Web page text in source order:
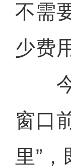
不需
少费
今
窗口
里”